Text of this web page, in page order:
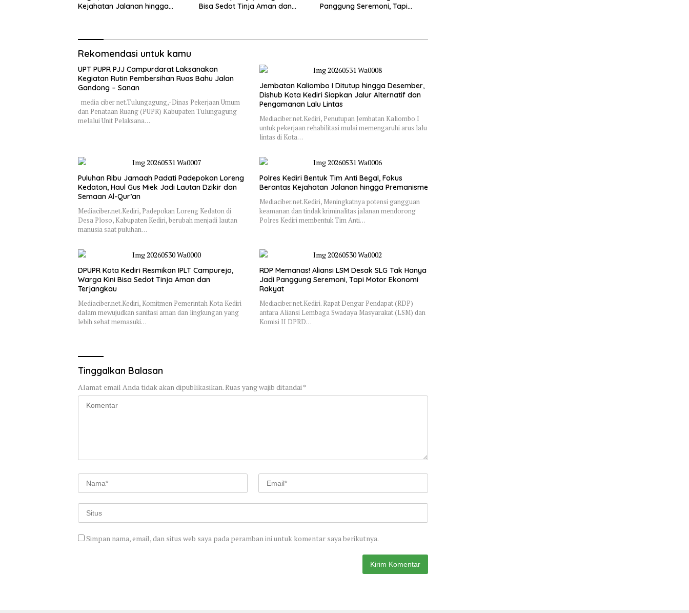
Kejahatan Jalanan hingga
Bisa Sedot Tinja Aman dan
Panggung Seremoni, Tapi
Rekomendasi untuk kamu
UPT PUPR PJJ Campurdarat Laksanakan
Kegiatan Rutin Pembersihan Ruas Bahu Jalan
Gandong – Sanan
media ciber net.Tulungagung,-Dinas Pekerjaan Umum
dan Penataan Ruang (PUPR) Kabupaten Tulungagung
melalui Unit Pelaksana…
Jembatan Kaliombo I Ditutup hingga Desember,
Dishub Kota Kediri Siapkan Jalur Alternatif dan
Pengamanan Lalu Lintas
Mediaciber.net.Kediri, Penutupan Jembatan Kaliombo I
untuk pekerjaan rehabilitasi mulai memengaruhi arus lalu
lintas di Kota…
Puluhan Ribu Jamaah Padati Padepokan Loreng
Kedaton, Haul Gus Miek Jadi Lautan Dzikir dan
Semaan Al-Qur’an
Mediaciber.net.Kediri, Padepokan Loreng Kedaton di
Desa Ploso, Kabupaten Kediri, berubah menjadi lautan
manusia saat puluhan…
Polres Kediri Bentuk Tim Anti Begal, Fokus
Berantas Kejahatan Jalanan hingga Premanisme
Mediaciber.net.Kediri, Meningkatnya potensi gangguan
keamanan dan tindak kriminalitas jalanan mendorong
Polres Kediri membentuk Tim Anti…
DPUPR Kota Kediri Resmikan IPLT Campurejo,
Warga Kini Bisa Sedot Tinja Aman dan
Terjangkau
Mediaciber.net.Kediri, Komitmen Pemerintah Kota Kediri
dalam mewujudkan sanitasi aman dan lingkungan yang
lebih sehat memasuki…
RDP Memanas! Aliansi LSM Desak SLG Tak Hanya
Jadi Panggung Seremoni, Tapi Motor Ekonomi
Rakyat
Mediaciber.net.Kediri. Rapat Dengar Pendapat (RDP)
antara Aliansi Lembaga Swadaya Masyarakat (LSM) dan
Komisi II DPRD…
Tinggalkan Balasan
Alamat email Anda tidak akan dipublikasikan.Ruas yang wajib ditandai*
Simpan nama, email, dan situs web saya pada peramban ini untuk komentar saya berikutnya.